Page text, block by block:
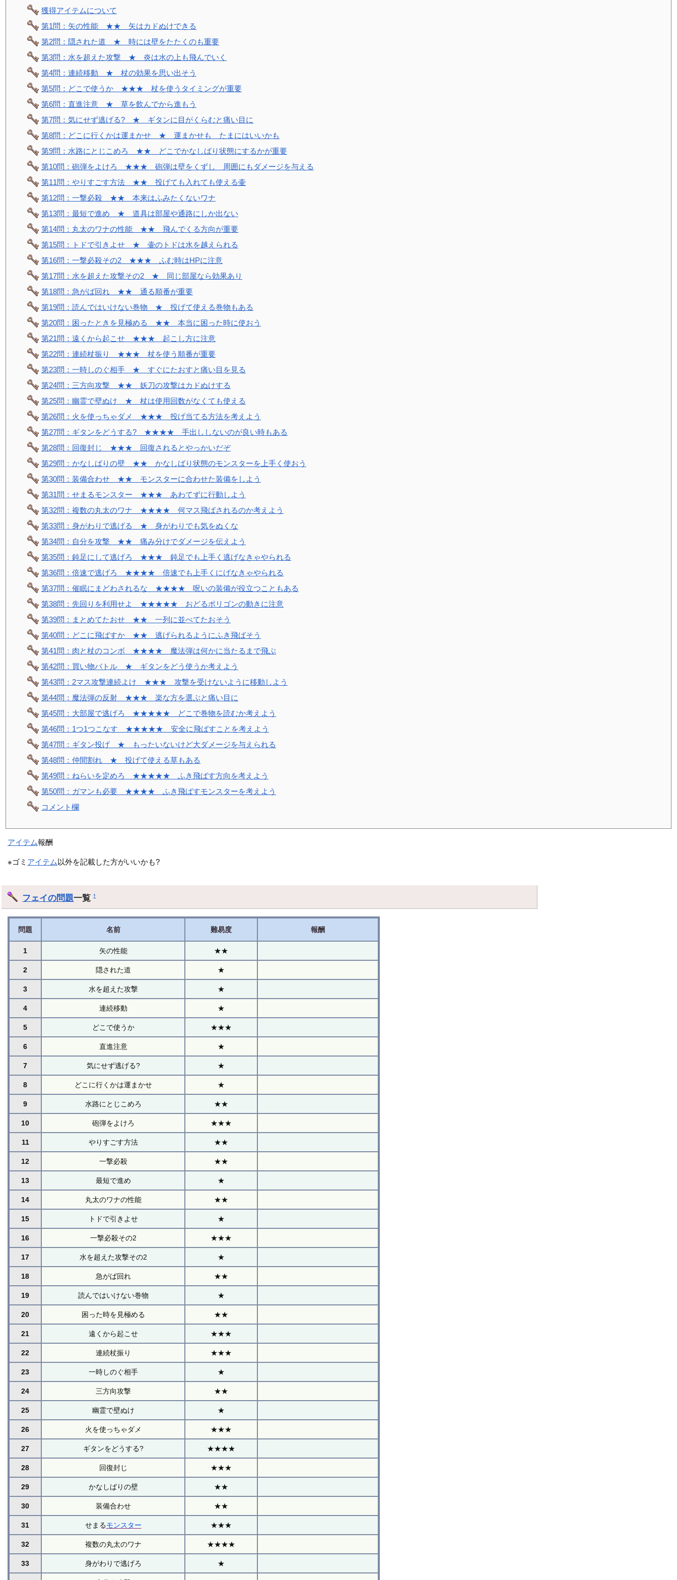
獲得アイテムについて
第1問：矢の性能 ★★ 矢はカドぬけできる
第2問：隠された道 ★ 時には壁をたたくのも重要
第3問：水を超えた攻撃 ★ 炎は水の上も飛んでいく
第4問：連続移動 ★ 杖の効果を思い出そう
第5問：どこで使うか ★★★ 杖を使うタイミングが重要
第6問：直進注意 ★ 草を飲んでから進もう
第7問：気にせず逃げる? ★ ギタンに目がくらむと痛い目に
第8問：どこに行くかは運まかせ ★ 運まかせも たまにはいいかも
第9問：水路にとじこめろ ★★ どこでかなしばり状態にするかが重要
第10問：砲弾をよけろ ★★★ 砲弾は壁をくずし 周囲にもダメージを与える
第11問：やりすごす方法 ★★ 投げても入れても使える壷
第12問：一撃必殺 ★★ 本来はふみたくないワナ
第13問：最短で進め ★ 道具は部屋や通路にしか出ない
第14問：丸太のワナの性能 ★★ 飛んでくる方向が重要
第15問：トドで引きよせ ★ 壷のトドは水を越えられる
第16問：一撃必殺その2 ★★★ ふむ時はHPに注意
第17問：水を超えた攻撃その2 ★ 同じ部屋なら効果あり
第18問：急がば回れ ★★ 通る順番が重要
第19問：読んではいけない巻物 ★ 投げて使える巻物もある
第20問：困ったときを見極める ★★ 本当に困った時に使おう
第21問：遠くから起こせ ★★★ 起こし方に注意
第22問：連続杖振り ★★★ 杖を使う順番が重要
第23問：一時しのぐ相手 ★ すぐにたおすと痛い目を見る
第24問：三方向攻撃 ★★ 妖刀の攻撃はカドぬけする
第25問：幽霊で壁ぬけ ★ 杖は使用回数がなくても使える
第26問：火を使っちゃダメ ★★★ 投げ当てる方法を考えよう
第27問：ギタンをどうする? ★★★★ 手出ししないのが良い時もある
第28問：回復封じ ★★★ 回復されるとやっかいだぞ
第29問：かなしばりの壁 ★★ かなしばり状態のモンスターを上手く使おう
第30問：装備合わせ ★★ モンスターに合わせた装備をしよう
第31問：せまるモンスター ★★★ あわてずに行動しよう
第32問：複数の丸太のワナ ★★★★ 何マス飛ばされるのか考えよう
第33問：身がわりで逃げる ★ 身がわりでも気をぬくな
第34問：自分を攻撃 ★★ 痛み分けでダメージを伝えよう
第35問：鈍足にして逃げろ ★★★ 鈍足でも上手く逃げなきゃやられる
第36問：倍速で逃げろ ★★★★ 倍速でも上手くにげなきゃやられる
第37問：催眠にまどわされるな ★★★★ 呪いの装備が役立つこともある
第38問：先回りを利用せよ ★★★★★ おどるポリゴンの動きに注意
第39問：まとめてたおせ ★★ 一列に並べてたおそう
第40問：どこに飛ばすか ★★ 逃げられるようにふき飛ばそう
第41問：肉と杖のコンボ ★★★★ 魔法弾は何かに当たるまで飛ぶ
第42問：買い物バトル ★ ギタンをどう使うか考えよう
第43問：2マス攻撃連続よけ ★★★ 攻撃を受けないように移動しよう
第44問：魔法弾の反射 ★★★ 楽な方を選ぶと痛い目に
第45問：大部屋で逃げろ ★★★★★ どこで巻物を読むか考えよう
第46問：1つ1つこなす ★★★★★ 安全に飛ばすことを考えよう
第47問：ギタン投げ ★ もったいないけど大ダメージを与えられる
第48問：仲間割れ ★ 投げて使える草もある
第49問：ねらいを定めろ ★★★★★ ふき飛ばす方向を考えよう
第50問：ガマンも必要 ★★★★ ふき飛ばすモンスターを考えよう
コメント欄
アイテム報酬
※ゴミ アイテム 以外を記載した方がいいかも?
フェイの問題一覧†
問題 名前 難易度 報酬
1 矢の性能 ★★
2 隠された道 ★
3 水を超えた攻撃 ★
4 連続移動 ★
5 どこで使うか ★★★
6 直進注意 ★
7 気にせず逃げる? ★
8 どこに行くかは運まかせ ★
9 水路にとじこめろ ★★
10 砲弾をよけろ ★★★
11 やりすごす方法 ★★
12 一撃必殺 ★★
13 最短で進め ★
14 丸太のワナの性能 ★★
15 トドで引きよせ ★
16 一撃必殺その2 ★★★
17 水を超えた攻撃その2 ★
18 急がば回れ ★★
19 読んではいけない巻物 ★
20 困った時を見極める ★★
21 遠くから起こせ ★★★
22 連続杖振り ★★★
23 一時しのぐ相手 ★
24 三方向攻撃 ★★
25 幽霊で壁ぬけ ★
26 火を使っちゃダメ ★★★
27 ギタンをどうする? ★★★★
28 回復封じ ★★★
29 かなしばりの壁 ★★
30 装備合わせ ★★
31 せまるモンスター ★★★
32 複数の丸太のワナ ★★★★
33 身がわりで逃げろ ★